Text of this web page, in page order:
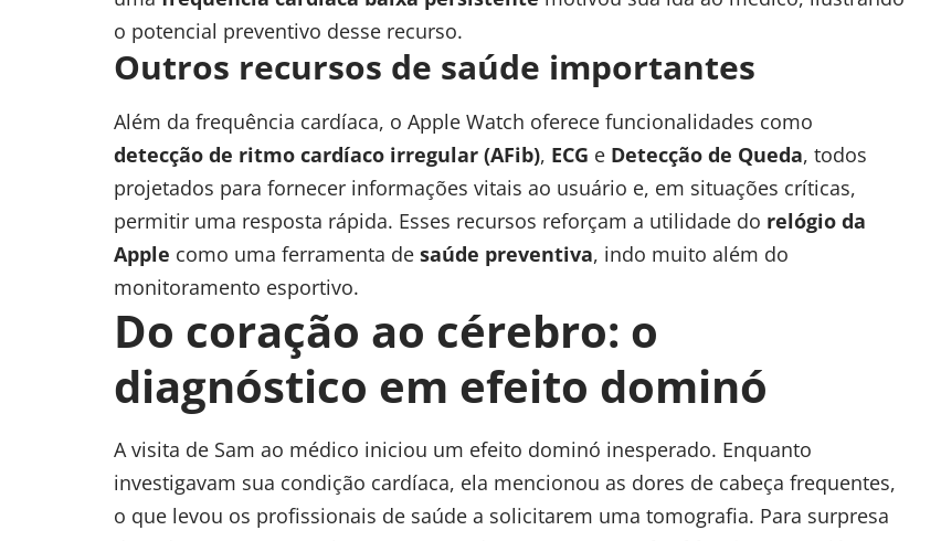
o potencial preventivo desse recurso.
Outros recursos de saúde importantes
Além da frequência cardíaca, o Apple Watch oferece funcionalidades como
detecção de ritmo cardíaco irregular (AFib), ECG e Detecção de Queda, todos
projetados para fornecer informações vitais ao usuário e, em situações críticas,
permitir uma resposta rápida. Esses recursos reforçam a utilidade do relógio da
Apple como uma ferramenta de saúde preventiva, indo muito além do
monitoramento esportivo.
Do coração ao cérebro: o
diagnóstico em efeito dominó
A visita de Sam ao médico iniciou um efeito dominó inesperado. Enquanto
investigavam sua condição cardíaca, ela mencionou as dores de cabeça frequentes,
o que levou os profissionais de saúde a solicitarem uma tomografia. Para surpresa